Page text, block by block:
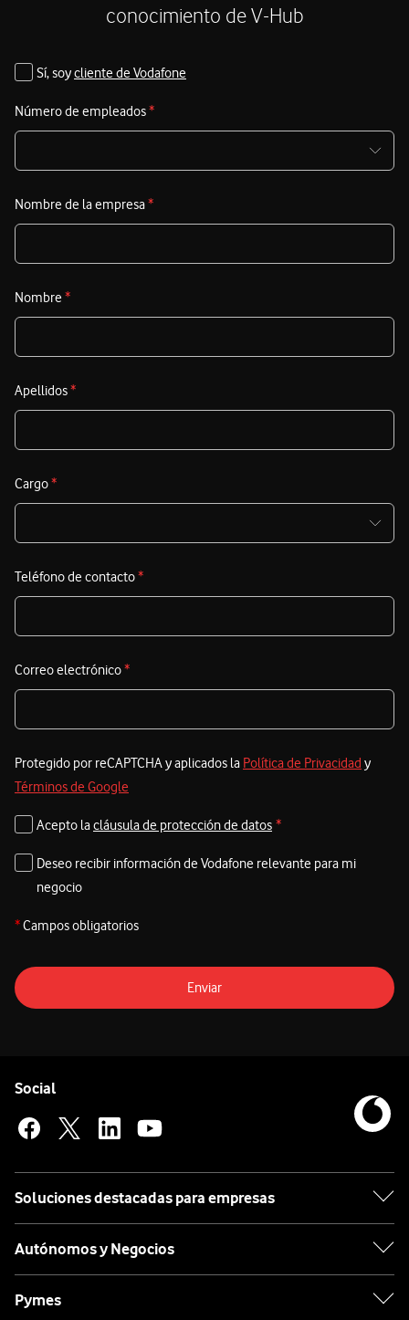
conocimiento de V-Hub
Sí, soycliente de Vodafone
Número de empleados*
Nombre de la empresa*
Nombre *
Apellidos*
Cargo*
Teléfono de contacto*
Correo electrónico*
Protegido por reCAPTCHA y aplicados la Política de Privacidad y
Términos de Google
Acepto lacláusula de protección de datos *
Deseo recibir información de Vodafone relevante para mi
negocio
*Campos obligatorios
Enviar
Social
Soluciones destacadas para empresas
Autónomos y Negocios
Pymes